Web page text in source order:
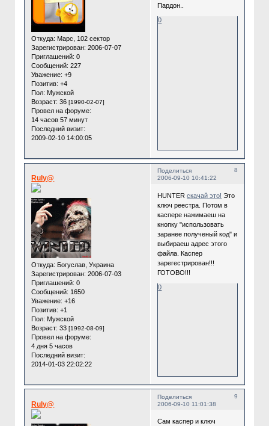
Откуда: Марс, 102 сектор
Зарегистрирован: 2006-07-07
Приглашений: 0
Сообщений: 227
Уважение: +9
Позитив: +4
Пол: Мужской
Возраст: 36[1990-02-07]
Провел на форуме:
14 часов 57 минут
Последний визит:
2009-02-10 14:00:05
Пардон..
0
Поделиться
8
2006-09-10 10:41:22
Ruly@
Откуда: Богуслав, Украина
Зарегистрирован: 2006-07-03
Приглашений: 0
Сообщений: 1650
Уважение: +16
Позитив: +1
Пол: Мужской
Возраст: 33[1992-08-09]
Провел на форуме:
4 дня 5 часов
Последний визит:
2014-01-03 22:02:22
HUNTERскачай это! Это
ключ реестра. Потом в
каспере нажимаеш на
кнопку "использовать
заранее полученый код" и
выбираеш адрес этого
файла. Каспер
зарегестрирован!!!
ГОТОВО!!!
0
Поделиться
9
2006-09-10 11:01:38
Ruly@
Сам каспер и ключ